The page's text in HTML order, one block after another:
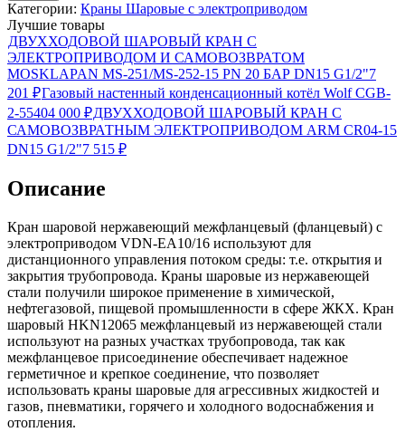
Категории: Краны Шаровые с электроприводом
Лучшие товары
ДВУХХОДОВОЙ ШАРОВЫЙ КРАН С
ЭЛЕКТРОПРИВОДОМ И САМОВОЗВРАТОМ
MOSKLAPAN MS-251/MS-252-15 PN 20 БАР DN15 G1/2"7
201 ₽Газовый настенный конденсационный котёл Wolf CGB-
2-55404 000 ₽ДВУХХОДОВОЙ ШАРОВЫЙ КРАН С
САМОВОЗВРАТНЫМ ЭЛЕКТРОПРИВОДОМ ARM CR04-15
DN15 G1/2"7 515 ₽
Описание
Кран шаровой нержавеющий межфланцевый (фланцевый) с
электроприводом VDN-EA10/16 используют для
дистанционного управления потоком среды: т.е. открытия и
закрытия трубопровода. Краны шаровые из нержавеющей
стали получили широкое применение в химической,
нефтегазовой, пищевой промышленности в сфере ЖКХ. Кран
шаровый HKN12065 межфланцевый из нержавеющей стали
используют на разных участках трубопровода, так как
межфланцевое присоединение обеспечивает надежное
герметичное и крепкое соединение, что позволяет
использовать краны шаровые для агрессивных жидкостей и
газов, пневматики, горячего и холодного водоснабжения и
отопления.